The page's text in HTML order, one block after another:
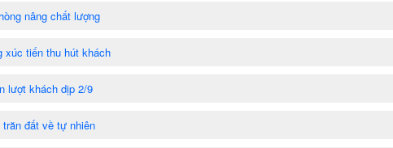
nâng chất lượng
xúc tiến thu hút khách
lượt khách dịp 2/9
đất về tự nhiên